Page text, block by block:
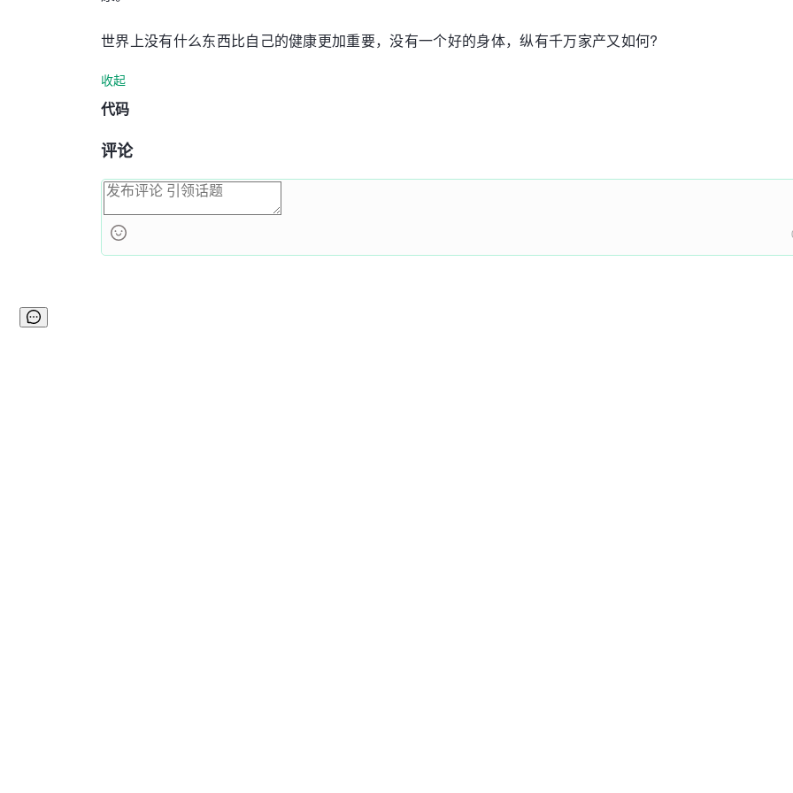
世界上没有什么东西比自己的健康更加重要，没有一个好的身体，纵有千万家产又如何?
收起
代码
评论